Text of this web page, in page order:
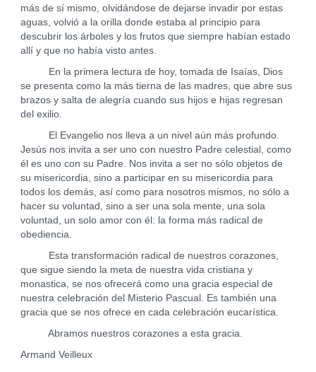
más de sí mismo, olvidándose de dejarse invadir por estas
aguas, volvió a la orilla donde estaba al principio para
descubrir los árboles y los frutos que siempre habían estado
allí y que no había visto antes.
En la primera lectura de hoy, tomada de Isaías, Dios
se presenta como la más tierna de las madres, que abre sus
brazos y salta de alegría cuando sus hijos e hijas regresan
del exilio.
El Evangelio nos lleva a un nivel aún más profundo.
Jesús nos invita a ser uno con nuestro Padre celestial, como
él es uno con su Padre. Nos invita a ser no sólo objetos de
su misericordia, sino a participar en su misericordia para
todos los demás, así como para nosotros mismos, no sólo a
hacer su voluntad, sino a ser una sola mente, una sola
voluntad, un solo amor con él: la forma más radical de
obediencia.
Esta transformación radical de nuestros corazones,
que sigue siendo la meta de nuestra vida cristiana y
monastica, se nos ofrecerá como una gracia especial de
nuestra celebración del Misterio Pascual. Es también una
gracia que se nos ofrece en cada celebración eucarística.
Abramos nuestros corazones a esta gracia.
Armand Veilleux